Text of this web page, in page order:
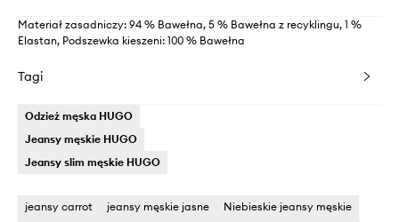
Materiał zasadniczy: 94 % Bawełna, 5 % Bawełna z recyklingu, 1 %
Elastan, Podszewka kieszeni: 100 % Bawełna
Tagi
Odzież męska HUGO
Jeansy męskie HUGO
Jeansy slim męskie HUGO
jeansy carrot jeansy męskie jasne
Niebieskie jeansy męskie